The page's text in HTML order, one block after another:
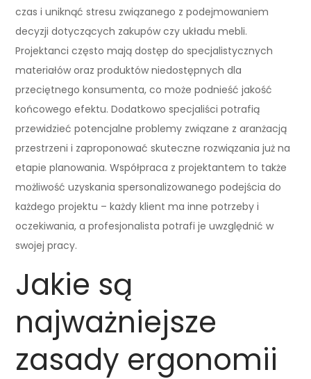
czas i uniknąć stresu związanego z podejmowaniem
decyzji dotyczących zakupów czy układu mebli.
Projektanci często mają dostęp do specjalistycznych
materiałów oraz produktów niedostępnych dla
przeciętnego konsumenta, co może podnieść jakość
końcowego efektu. Dodatkowo specjaliści potrafią
przewidzieć potencjalne problemy związane z aranżacją
przestrzeni i zaproponować skuteczne rozwiązania już na
etapie planowania. Współpraca z projektantem to także
możliwość uzyskania spersonalizowanego podejścia do
każdego projektu – każdy klient ma inne potrzeby i
oczekiwania, a profesjonalista potrafi je uwzględnić w
swojej pracy.
Jakie są
najważniejsze
zasady ergonomii